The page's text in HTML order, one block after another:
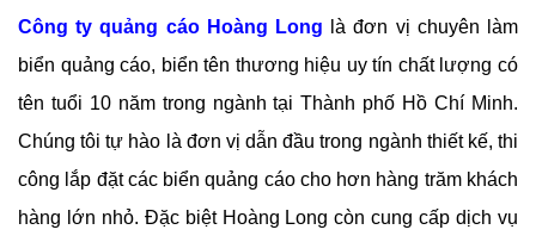
Công ty quảng cáo Hoàng Long là đơn vị chuyên làm
biển quảng cáo, biển tên thương hiệu uy tín chất lượng có
tên tuổi 10 năm trong ngành tại Thành phố Hồ Chí Minh.
Chúng tôi tự hào là đơn vị dẫn đầu trong ngành thiết kế, thi
công lắp đặt các biển quảng cáo cho hơn hàng trăm khách
hàng lớn nhỏ. Đặc biệt Hoàng Long còn cung cấp dịch vụ